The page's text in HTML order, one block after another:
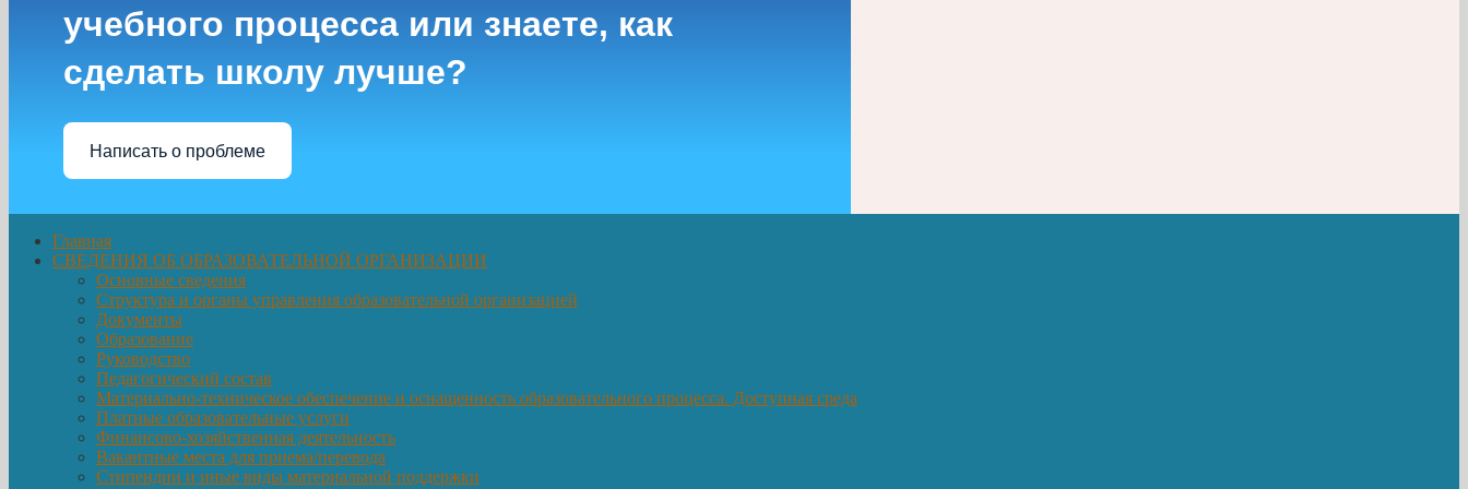
учебного процесса или знаете, как
сделать школу лучше?
Написать о проблеме
Главная
СВЕДЕНИЯ ОБ ОБРАЗОВАТЕЛЬНОЙ ОРГАНИЗАЦИИ
Основные сведения
Структура и органы управления образовательной организацией
Документы
Образование
Руководство
Педагогический состав
Материально-техническое обеспечение и оснащенность образовательного процесса. Доступная среда
Платные образовательные услуги
Финансово-хозяйственная деятельность
Вакантные места для приема/перевода
Стипендии и иные виды материальной поддержки